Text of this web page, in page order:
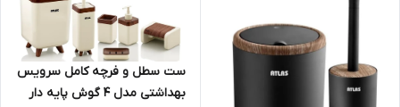
ست سطل و فرچه کامل سرویس
بهداشتی مدل 4 گوش پایه دار